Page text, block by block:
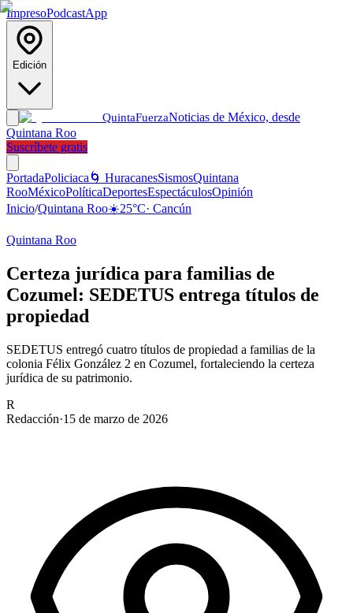
ImpresoPodcastApp
Edición
QuintaFuerzaNoticias de México, desde
Quintana Roo
Suscríbete gratis
PortadaPoliciaca 🌀 HuracanesSismosQuintana
RooMéxicoPolíticaDeportesEspectáculosOpinión
Inicio/Quintana Roo☀️25°C· Cancún
Quintana Roo
Certeza jurídica para familias de
Cozumel: SEDETUS entrega títulos de
propiedad
SEDETUS entregó cuatro títulos de propiedad a familias de la
colonia Félix González 2 en Cozumel, fortaleciendo la certeza
jurídica de su patrimonio.
R
Redacción·15 de marzo de 2026